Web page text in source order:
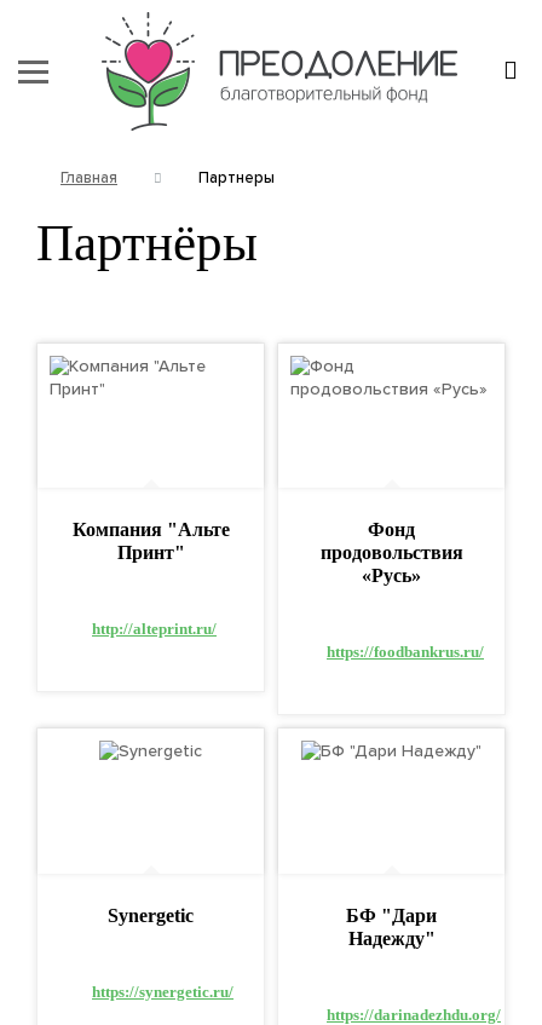
Главная Партнеры
Партнёры
Компания "Альте
Принт"
http://alteprint.ru/
Фонд
продовольствия
«Русь»
https://foodbankrus.ru/
Synergetic
https://synergetic.ru/
БФ "Дари
Надежду"
https://darinadezhdu.org/